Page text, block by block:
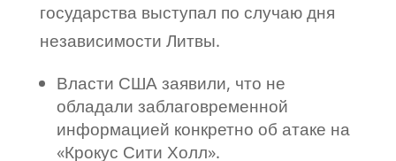
государства выступал по случаю дня
независимости Литвы.
Власти США заявили, что не
обладали заблаговременной
информацией конкретно об атаке на
«Крокус Сити Холл».